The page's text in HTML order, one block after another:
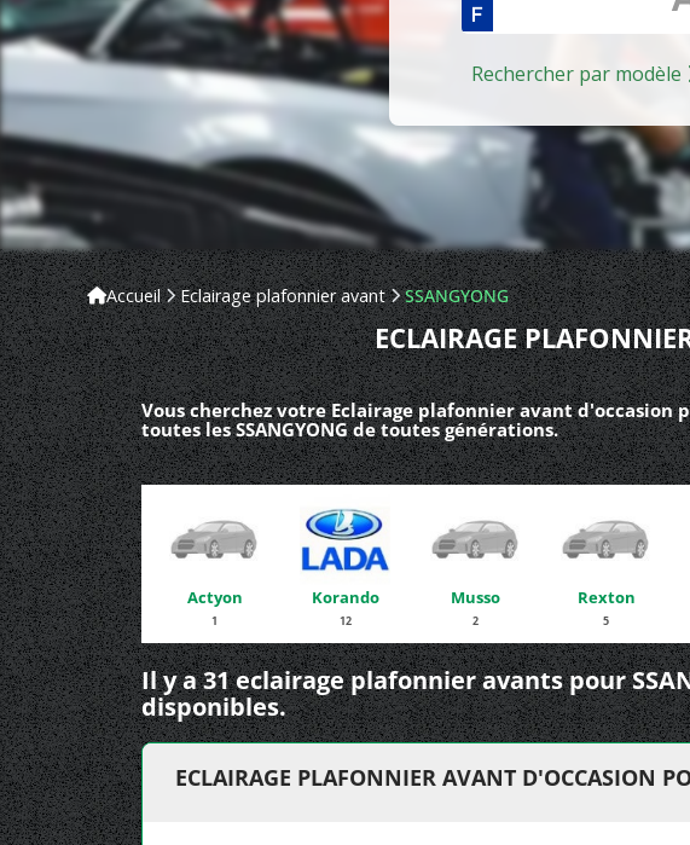
Rechercher par modèle
Accueil Eclairage plafonnier avant SSANGYONG
ECLAIRAGE
Vous cherchez votre Eclairage plafonnier avant d'occasion
toutes les SSANGYONG de toutes générations.
Actyon
1
Korando
12
Musso
2
Rexton
5
Il y a 31 eclairage plafonnier avants pour
disponibles.
ECLAIRAGE PLAFONNIER AVANT D'OCCASION